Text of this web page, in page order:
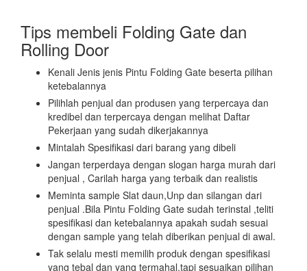
Tips membeli Folding Gate dan
Rolling Door
Kenali Jenis jenis Pintu Folding Gate beserta pilihan
ketebalannya
Pilihlah penjual dan produsen yang terpercaya dan
kredibel dan terpercaya dengan melihat Daftar
Pekerjaan yang sudah dikerjakannya
Mintalah Spesifikasi dari barang yang dibeli
Jangan terperdaya dengan slogan harga murah dari
penjual , Carilah harga yang terbaik dan realistis
Meminta sample Slat daun,Unp dan silangan dari
penjual .Bila Pintu Folding Gate sudah terinstal ,teliti
spesifikasi dan ketebalannya apakah sudah sesuai
dengan sample yang telah diberikan penjual di awal.
Tak selalu mesti memilih produk dengan spesifikasi
yang tebal dan yang termahal,tapi sesuaikan pilihan